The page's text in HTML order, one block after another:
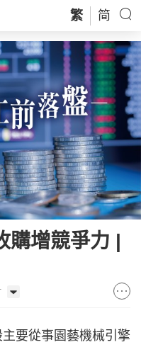
繁 简
購增競爭力 |
要從事園藝機械引擎